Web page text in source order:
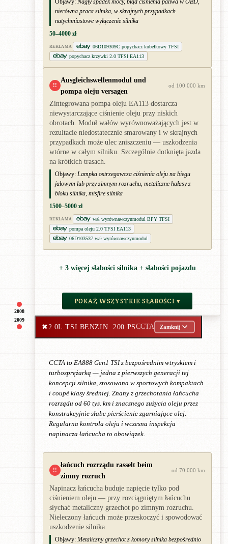
2008
nierówna praca silnika, w skrajnych przypadkach
natychmiastowe wyłączenie silnika
50–4000 zł
REKLAMA
06D109309C popychacz kubełkowy TFSI
popychacz krzywki 2.0 TFSI EA113
!!
Ausgleichswellenmodul und
pompa oleju versagen
od 100 000 km
Zintegrowana pompa oleju EA113 dostarcza
niewystarczające ciśnienie oleju przy niskich
obrotach. Moduł wałów wyrównoważających jest w
rezultacie niedostatecznie smarowany i w skrajnych
przypadkach może ulec zniszczeniu — uszkodzenia
wtórne w całym silniku. Szczególnie dotknięta jazda
na krótkich trasach.
Objawy: Lampka ostrzegawcza ciśnienia oleju na biegu
jałowym lub przy zimnym rozruchu, metaliczne hałasy z
bloku silnika, misfire silnika
1500–5000 zł
REKLAMA
wał wyrównawczynmodul BPY TFSI
pompa oleju 2.0 TFSI EA113
06D103537 wał wyrównawczynmodul
+ 3 więcej słabości silnika + słabości pojazdu
POKAŻ WSZYSTKIE SŁABOŚCI ▾
2009
✖2.0L TSI BENZIN· 200 PSCCTA Zamknij
CCTA to EA888 Gen1 TSI z bezpośrednim wtryskiem i
turbosprężarką — jedna z pierwszych generacji tej
koncepcji silnika, stosowana w sportowych kompaktach
i coupé klasy średniej. Znany z grzechotania łańcucha
rozrządu od 60 tys. km i znacznego zużycia oleju przez
konstrukcyjnie słabe pierścienie zgarniające olej.
Regularna kontrola oleju i wczesna inspekcja
napinacza łańcucha to obowiązek.
!!
łańcuch rozrządu rasselt beim
zimny rozruch
od 70 000 km
Napinacz łańcucha buduje napięcie tylko pod
ciśnieniem oleju — przy rozciągniętym łańcuchu
słychać metaliczny grzechot po zimnym rozruchu.
Nieleczony łańcuch może przeskoczyć i spowodować
uszkodzenie silnika.
Objawy: Metaliczny grzechot z komory silnika bezpośrednio